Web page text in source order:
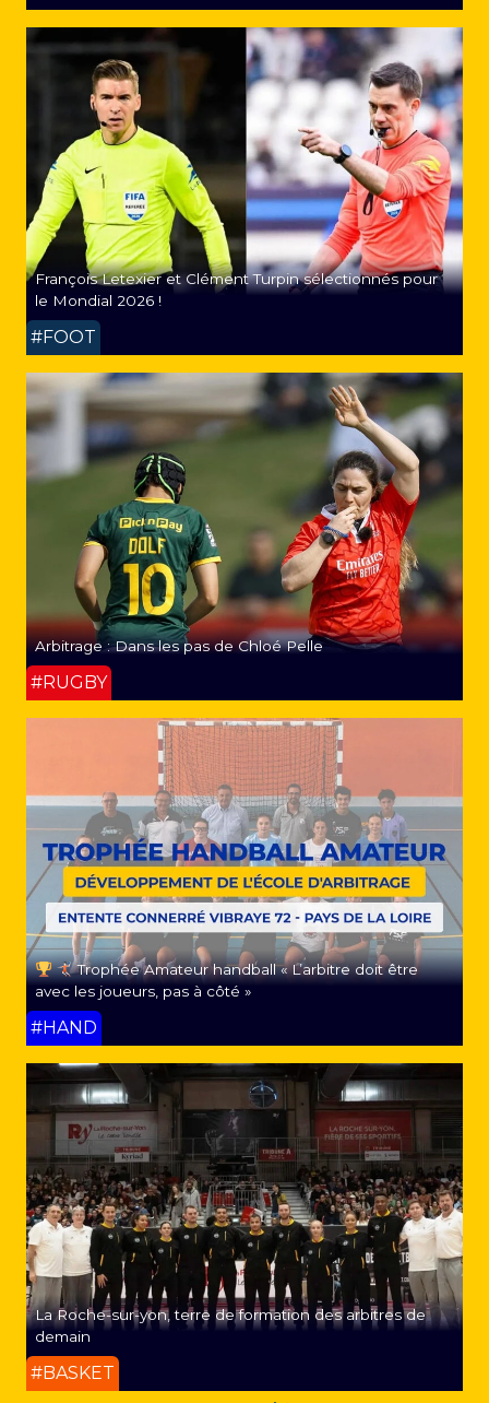
François Letexier et Clément Turpin sélectionnés pour
le Mondial 2026 !
#FOOT
Arbitrage : Dans les pas de Chloé Pelle
#RUGBY
Trophée Amateur handball « L’arbitre doit être
avec les joueurs, pas à côté »
#HAND
La Roche-sur-yon, terre de formation des arbitres de
demain
#BASKET